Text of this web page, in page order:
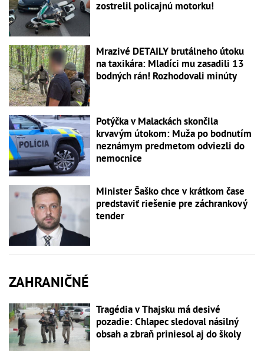
zostrelil policajnú motorku!
Mrazivé DETAILY brutálneho útoku
na taxikára: Mladíci mu zasadili 13
bodných rán! Rozhodovali minúty
Potýčka v Malackách skončila
krvavým útokom: Muža po bodnutím
neznámym predmetom odviezli do
nemocnice
Minister Šaško chce v krátkom čase
predstaviť riešenie pre záchrankový
tender
ZAHRANIČNÉ
Tragédia v Thajsku má desivé
pozadie: Chlapec sledoval násilný
obsah a zbraň priniesol aj do školy